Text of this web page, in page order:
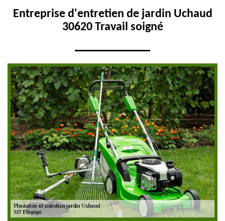
Entreprise d'entretien de jardin Uchaud
30620 Travail soigné